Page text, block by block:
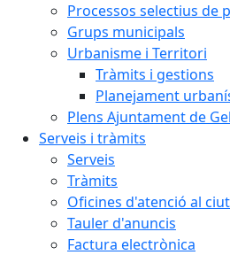
Processos selectius de
Grups municipals
Urbanisme i Territori
Tràmits i gestions
Planejament
Plens Ajuntament de
Serveis i tràmits
Serveis
Tràmits
Oficines d'atenció al
Tauler d'anuncis
Factura electrònica